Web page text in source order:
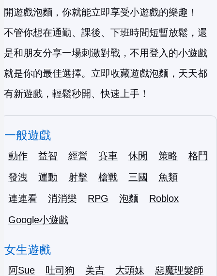
開遊戲泡麵，你就能立即享受小遊戲的樂趣！
不管你想在通勤、課後、下班時間短暫放鬆，還
是和朋友分享一場刺激對戰，不用登入的小遊戲
就是你的最佳選擇。立即收藏遊戲泡麵，天天都
有新遊戲，輕鬆秒開、快速上手！
一般遊戲
動作 益智 經營 賽車 休閒 策略
格鬥
發洩
運動 射擊 槍戰 三國
魚類
連連看
消消樂 RPG 泡麵
Roblox
Google小遊戲
女生遊戲
阿Sue 吐司狗 美吉 大頭妹 惡魔理髮師